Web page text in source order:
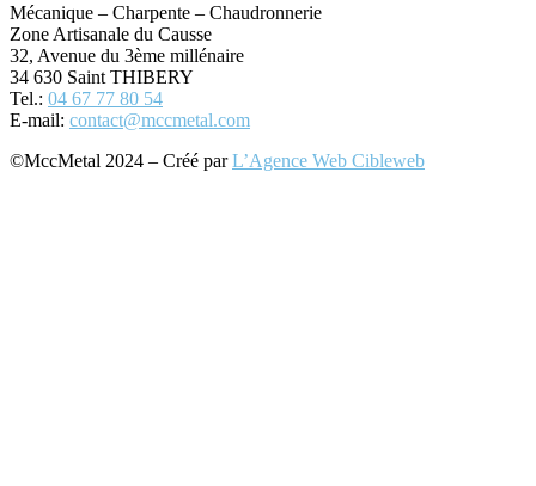
Mécanique – Charpente – Chaudronnerie
Zone Artisanale du Causse
32, Avenue du 3ème millénaire
34 630 Saint THIBERY
Tel.: 04 67 77 80 54
E-mail: contact@mccmetal.com
©MccMetal 2024 – Créé parL’Agence Web Cibleweb